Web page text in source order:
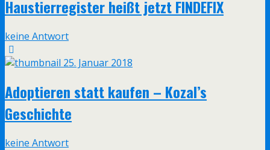
Haustierregister heißt jetzt FINDEFIX
keine Antwort
25. Januar 2018
Adoptieren statt kaufen – Kozal’s
Geschichte
keine Antwort